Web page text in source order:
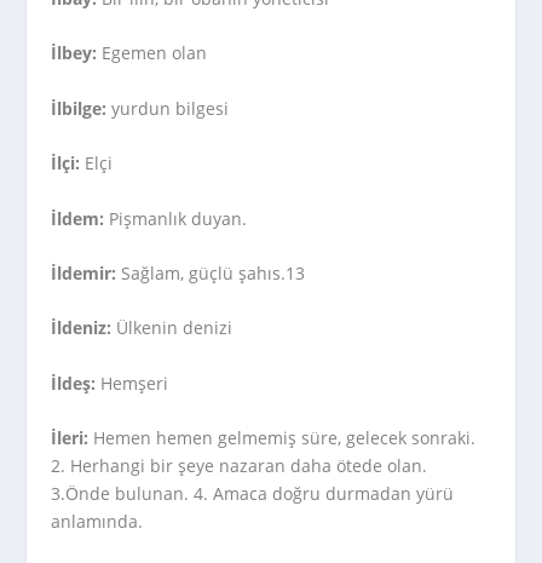
İlbey: Egemen olan
İlbilge: yurdun bilgesi
İlçi: Elçi
İldem: Pişmanlık duyan.
İldemir: Sağlam, güçlü şahıs.13
İldeniz: Ülkenin denizi
İldeş: Hemşeri
İleri: Hemen hemen gelmemiş süre, gelecek sonraki.
2. Herhangi bir şeye nazaran daha ötede olan.
3.Önde bulunan. 4. Amaca doğru durmadan yürü
anlamında.